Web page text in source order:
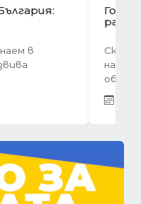
една ръка
че понякога
в